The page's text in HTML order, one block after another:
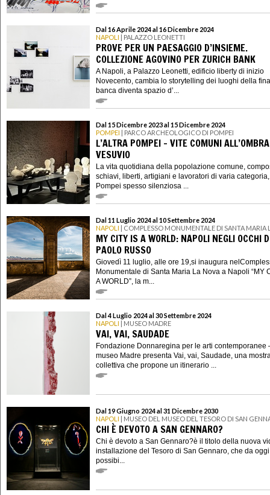
Dal 16 Aprile 2024 al 16 Dicembre 2024
NAPOLI | PALAZZO LEONETTI
PROVE PER UN PAESAGGIO D’INSIEME.
COLLEZIONE AGOVINO PER ZURICH BANK
A Napoli, a Palazzo Leonetti, edificio liberty di inizio
Novecento, cambia lo storytelling dei luoghi della
banca diventa spazio d’...
Dal 15 Dicembre 2023 al 15 Dicembre 2024
POMPEI | PARCO ARCHEOLOGICO DI POMPEI
L’ALTRA POMPEI – VITE COMUNI
VESUVIO
La vita quotidiana della popolazione comune,
schiavi, liberti, artigiani e lavoratori di varia
Pompei spesso silenziosa ...
Dal 11 Luglio 2024 al 10 Settembre 2024
NAPOLI | COMPLESSO MONUMENTALE DI SANTA MARIA
MY CITY IS A WORLD: NAPOLI NEGLI OCCHI
PAOLO RUSSO
Giovedì 11 luglio, alle ore 19,si inaugura
Monumentale di Santa Maria La Nova a Napoli “MY
A WORLD”, la m...
Dal 4 Luglio 2024 al 30 Settembre 2024
NAPOLI | MUSEO MADRE
VAI, VAI, SAUDADE
Fondazione Donnaregina per le arti contemporanee
museo Madre presenta Vai, vai, Saudade, una
collettiva che propone un itinerario ...
Dal 19 Giugno 2024 al 31 Dicembre 2030
NAPOLI | MUSEO DEL MUSEO DEL TESORO DI SAN
CHI È DEVOTO A SAN GENNARO?
Chi è devoto a San Gennaro?è il titolo della nuova
installazione del Tesoro di San Gennaro, che da
possibi...